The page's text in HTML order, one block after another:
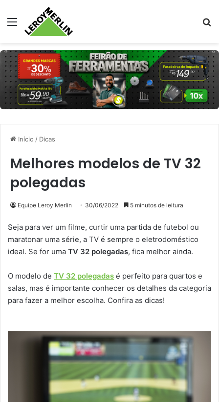
Menu
Início / Dicas
Melhores modelos de TV 32
polegadas
Equipe Leroy Merlin 30/06/2022 5 minutos de leitura
Seja para ver um filme, curtir uma partida de futebol ou
maratonar uma série, a TV é sempre o eletrodoméstico
ideal. Se for uma TV 32 polegadas, fica melhor ainda.
O modelo de TV 32 polegadas é perfeito para quartos e
salas, mas é importante conhecer os detalhes da categoria
para fazer a melhor escolha. Confira as dicas!